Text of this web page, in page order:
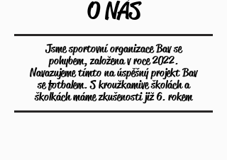
O NÁS
Jsme sportovní organizace Bav se
pohybem, založena v roce 2022.
Navazujeme tímto na úspěšný projekt Bav
se fotbalem. Skroužkamive školách a
školkách máme zkušenosti již 6. rokem